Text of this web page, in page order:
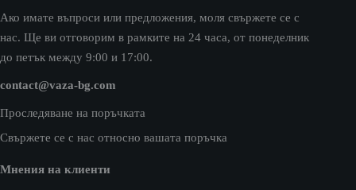
Ако имате въпроси или предложения, моля свържете се с
нас. Ще ви отговорим в рамките на 24 часа, от понеделник
до петък между 9:00 и 17:00.
contact@vaza-bg.com
Проследяване на поръчката
Свържете се с нас относно вашата поръчка
Мнения на клиенти